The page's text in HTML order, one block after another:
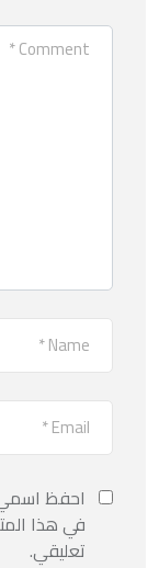
احفظ
في هذا
تعليقي.